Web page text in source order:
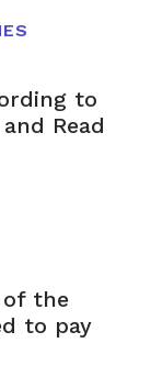
to
Read
the
to pay